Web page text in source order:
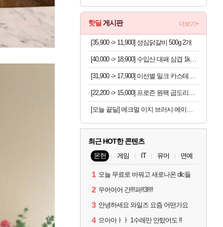
핫딜 게시판 더보기+
[35,900 -> 11,900] 성심닭갈비 500g 2개
[40,000 -> 18,900] 수입산 대패 삼겹 1kg 2팩
[31,900 -> 17,900] 이선별 밀크 카스테라 개별포장 28개
[22,200 -> 15,000] 프로즌 원팩 곱도리탕 590g 2개
[오늘 끝딜] 에크멀 이지 브러시 에이에이 포인트 아이 06
최근 HOT한 콘텐츠
몬헌 게임 IT 유머 연예
1 오늘 무료로 바꿔고 새로나온 dlc들
2 우어어어 간!!!파!!3!!!!
3 안녕하세요 와일즈 요즘 어떤가요
4 으아아ㅏㅏ 1수레만 안탔어도 !!